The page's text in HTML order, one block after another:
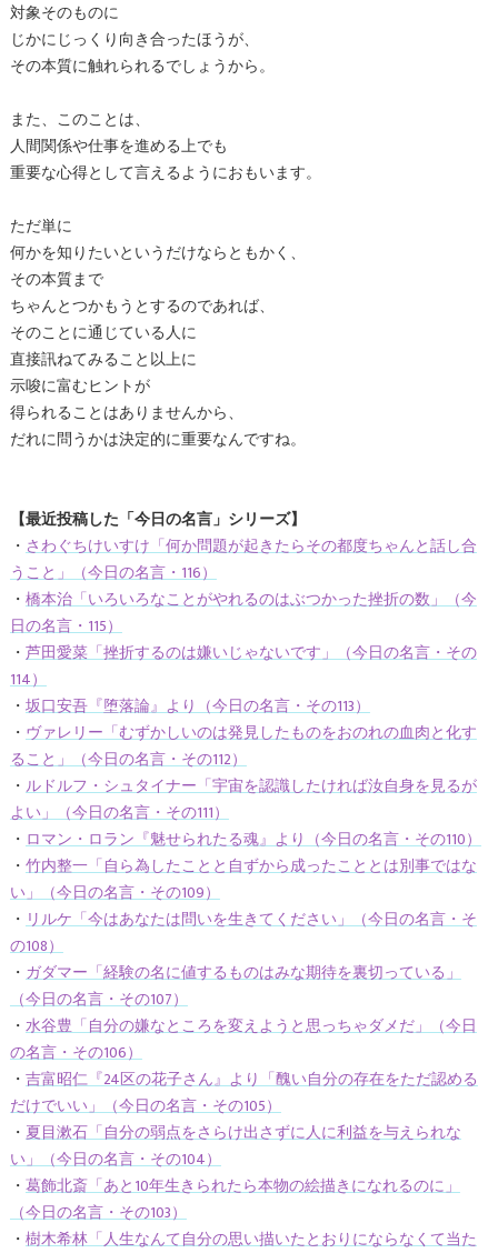
対象そのものに
じかにじっくり向き合ったほうが、
その本質に触れられるでしょうから。
また、このことは、
人間関係や仕事を進める上でも
重要な心得として言えるようにおもいます。
ただ単に
何かを知りたいというだけならともかく、
その本質まで
ちゃんとつかもうとするのであれば、
そのことに通じている人に
直接訊ねてみること以上に
示唆に富むヒントが
得られることはありませんから、
だれに問うかは決定的に重要なんですね。
【最近投稿した「今日の名言」シリーズ】
・ さわぐちけいすけ「何か問題が起きたらその都度ちゃんと話し合
うこと」（今日の名言・116）
・ 橋本治「いろいろなことがやれるのはぶつかった挫折の数」（今
日の名言・115）
・ 芦田愛菜「挫折するのは嫌いじゃないです」（今日の名言・その
114）
・ 坂口安吾『堕落論』より（今日の名言・その113）
・ ヴァレリー「むずかしいのは発見したものをおのれの血肉と化す
ること」（今日の名言・その112）
・ ルドルフ・シュタイナー「宇宙を認識したければ汝自身を見るが
よい」（今日の名言・その111）
・ ロマン・ロラン『魅せられたる魂』より（今日の名言・その110）
・ 竹内整一「自ら為したことと自ずから成ったこととは別事ではな
い」（今日の名言・その109）
・ リルケ「今はあなたは問いを生きてください」（今日の名言・そ
の108）
・ ガダマー「経験の名に値するものはみな期待を裏切っている」
（今日の名言・その107）
・ 水谷豊「自分の嫌なところを変えようと思っちゃダメだ」（今日
の名言・その106）
・ 吉富昭仁『24区の花子さん』より「醜い自分の存在をただ認める
だけでいい」（今日の名言・その105）
・ 夏目漱石「自分の弱点をさらけ出さずに人に利益を与えられな
い」（今日の名言・その104）
・ 葛飾北斎「あと10年生きられたら本物の絵描きになれるのに」
（今日の名言・その103）
・ 樹木希林「人生なんて自分の思い描いたとおりにならなくて当た